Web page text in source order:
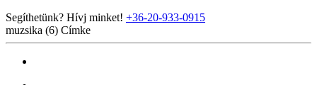
Segíthetünk? Hívj minket! +36-20-933-0915
muzsika (6) Címke